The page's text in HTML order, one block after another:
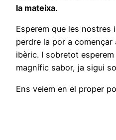
la mateixa.
Esperem que les nostres
perdre la por a començar
ibèric. I sobretot
magnífic sabor, ja sigui
Ens veiem en el proper